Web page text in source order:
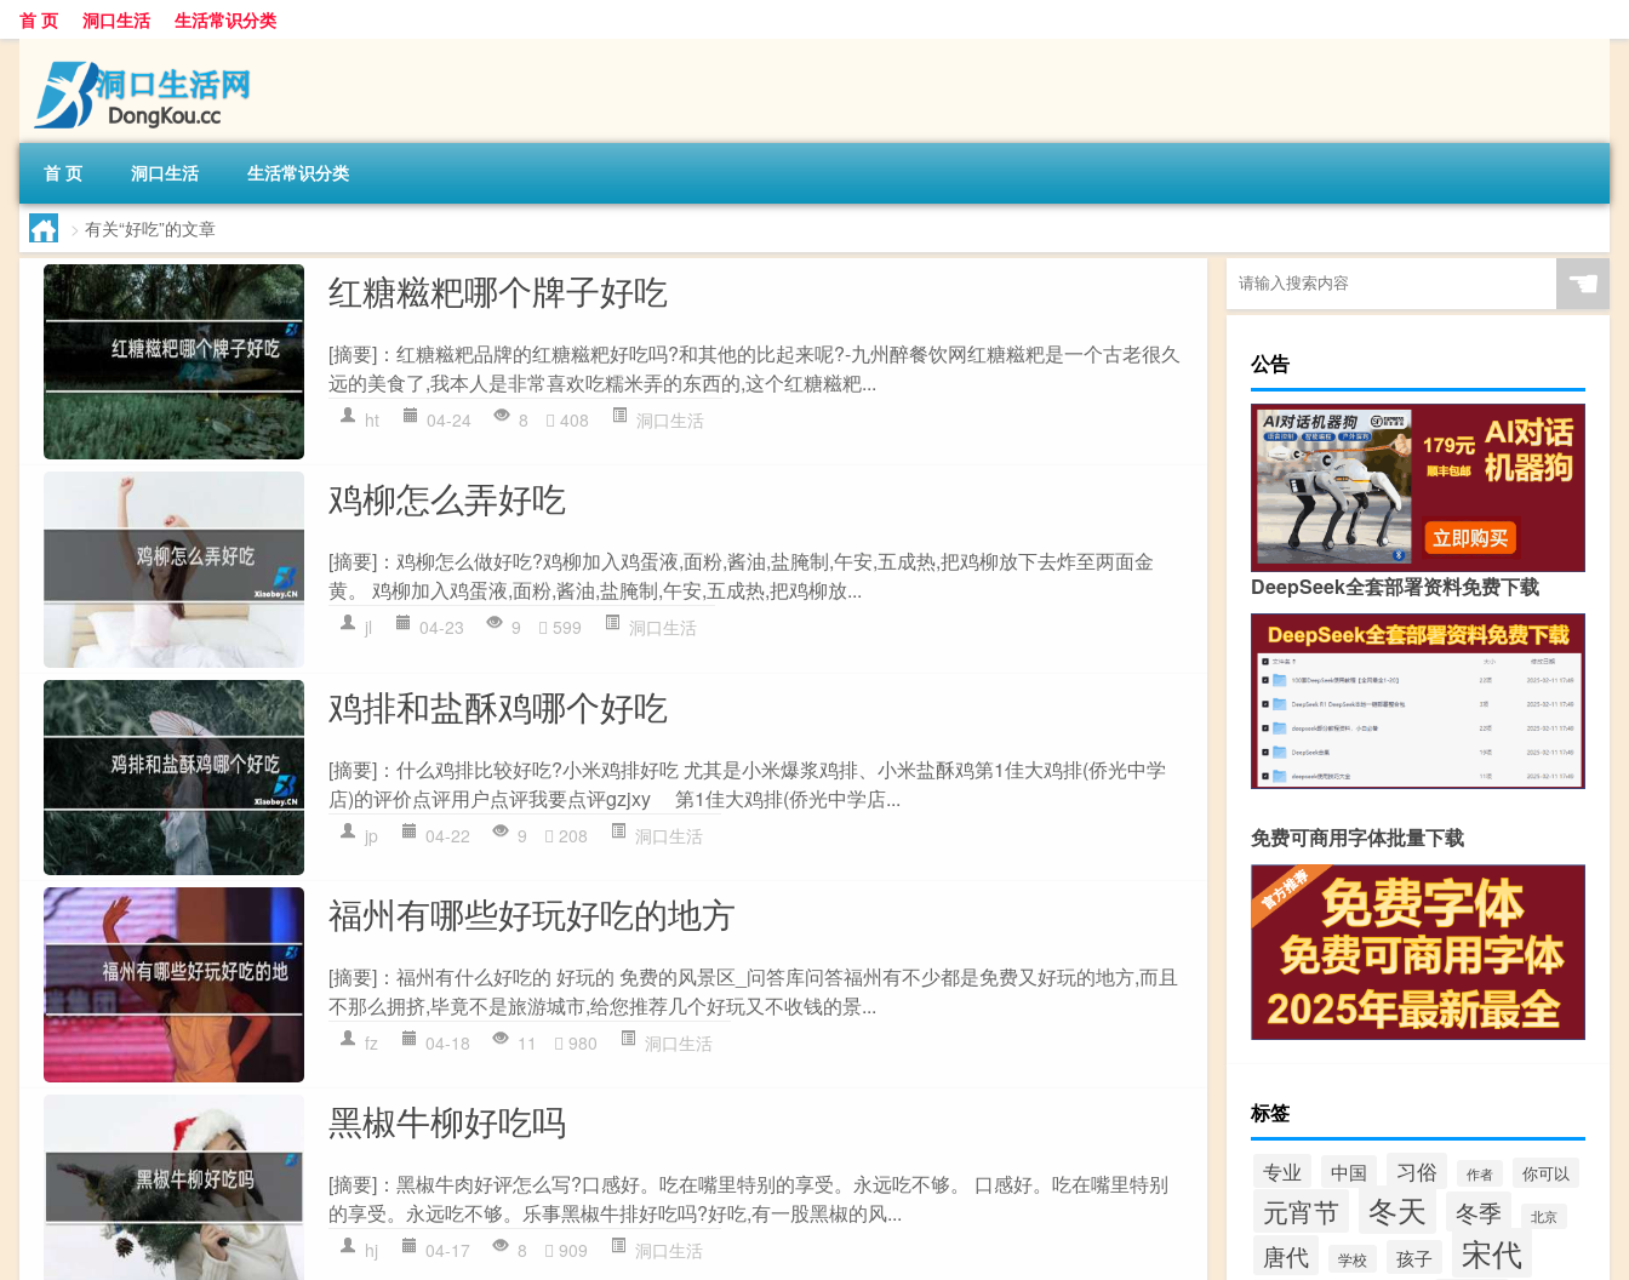
首 页 洞口生活 生活常识分类
首 页 洞口生活 生活常识分类
> 有关“好吃”的文章
红糖糍粑哪个牌子好吃
[摘要]：红糖糍粑品牌的红糖糍粑好吃吗?和其他的比起来呢?-九州醉餐饮网红糖糍粑是一个古老很久
远的美食了,我本人是非常喜欢吃糯米弄的东西的,这个红糖糍粑...
ht 04-24 8 408 洞口生活
鸡柳怎么弄好吃
[摘要]：鸡柳怎么做好吃?鸡柳加入鸡蛋液,面粉,酱油,盐腌制,午安,五成热,把鸡柳放下去炸至两面金
黄。 鸡柳加入鸡蛋液,面粉,酱油,盐腌制,午安,五成热,把鸡柳放...
jl 04-23 9 599 洞口生活
鸡排和盐酥鸡哪个好吃
[摘要]：什么鸡排比较好吃?小米鸡排好吃 尤其是小米爆浆鸡排、小米盐酥鸡第1佳大鸡排(侨光中学
店)的评价点评用户点评我要点评gzjxy 第1佳大鸡排(侨光中学店...
jp 04-22 9 208 洞口生活
福州有哪些好玩好吃的地方
[摘要]：福州有什么好吃的 好玩的 免费的风景区_问答库问答福州有不少都是免费又好玩的地方,而且
不那么拥挤,毕竟不是旅游城市,给您推荐几个好玩又不收钱的景...
fz 04-18 11 980 洞口生活
黑椒牛柳好吃吗
[摘要]：黑椒牛肉好评怎么写?口感好。吃在嘴里特别的享受。永远吃不够。 口感好。吃在嘴里特别
的享受。永远吃不够。乐事黑椒牛排好吃吗?好吃,有一股黑椒的风...
hj 04-17 8 909 洞口生活
☚
公告
DeepSeek全套部署资料免费下载
免费可商用字体批量下载
标签
专业 中国 习俗 作者 你可以
元宵节 冬天 冬季 北京
唐代 学校 孩子 宋代